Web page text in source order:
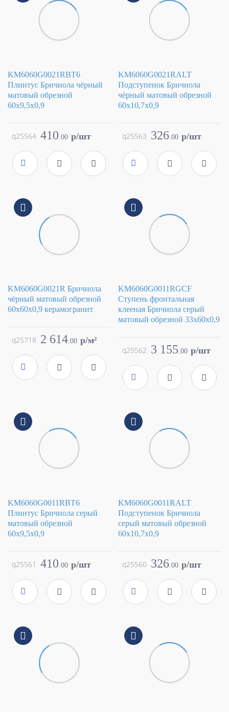
KM6060G0021RBT6
Плинтус Бричиола чёрный
матовый обрезной
60x9,5x0,9
Kerama Marazzi
Страна
Россия
Размер
60x9.5
Цвет
черный
Поверхность
матовая
410.00 p/шт
q25564
KM6060G0021RALT
Подступенок Бричиола
чёрный матовый обрезной
60x10,7x0,9
Kerama Marazzi
Страна
Россия
Размер
60x10.7
Цвет
черный
Поверхность
матовая
326.00 p/шт
q25563
KM6060G0021R Бричиола
чёрный матовый обрезной
60x60x0,9 керамогранит
Kerama Marazzi
Страна
Россия
Размер
Цвет
черный
Поверхность
матовая
2 614.00 p/м²
q25718
KM6060G0011RGCF
Ступень фронтальная
клееная Бричиола серый
матовый обрезной 33x60x0,9
Kerama Marazzi
Страна
Россия
Размер
Цвет
серый
Поверхность
матовая
3 155.00 p/шт
q25562
KM6060G0011RBT6
Плинтус Бричиола серый
матовый обрезной
60x9,5x0,9
Kerama Marazzi
Страна
Россия
Размер
60x9.5
Цвет
серый
Поверхность
матовая
410.00 p/шт
q25561
KM6060G0011RALT
Подступенок Бричиола
серый матовый обрезной
60x10,7x0,9
Kerama Marazzi
Страна
Россия
Размер
60x10.7
Цвет
серый
Поверхность
матовая
326.00 p/шт
q25560